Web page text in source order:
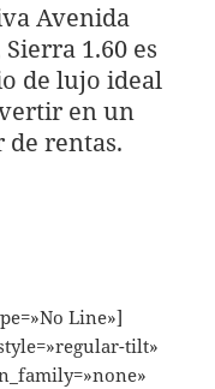
Avenida
1.60 es
de lujo ideal
en un
rentas.
Line»]
tilt»